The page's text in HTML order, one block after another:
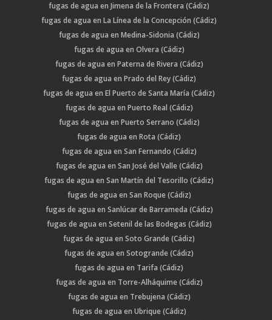
fugas de agua en Jimena de la Frontera (Cádiz)
fugas de agua en La Línea de la Concepción (Cádiz)
fugas de agua en Medina-Sidonia (Cádiz)
fugas de agua en Olvera (Cádiz)
fugas de agua en Paterna de Rivera (Cádiz)
fugas de agua en Prado del Rey (Cádiz)
fugas de agua en El Puerto de Santa María (Cádiz)
fugas de agua en Puerto Real (Cádiz)
fugas de agua en Puerto Serrano (Cádiz)
fugas de agua en Rota (Cádiz)
fugas de agua en San Fernando (Cádiz)
fugas de agua en San José del Valle (Cádiz)
fugas de agua en San Martín del Tesorillo (Cádiz)
fugas de agua en San Roque (Cádiz)
fugas de agua en Sanlúcar de Barrameda (Cádiz)
fugas de agua en Setenil de las Bodegas (Cádiz)
fugas de agua en Soto Grande (Cádiz)
fugas de agua en Sotogrande (Cádiz)
fugas de agua en Tarifa (Cádiz)
fugas de agua en Torre-Alháquime (Cádiz)
fugas de agua en Trebujena (Cádiz)
fugas de agua en Ubrique (Cádiz)